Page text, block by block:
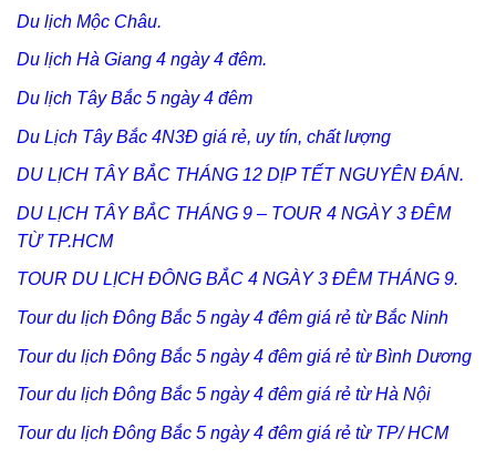
Du lịch Mộc Châu.
Du lịch Hà Giang 4 ngày 4 đêm.
Du lịch Tây Bắc 5 ngày 4 đêm
Du Lịch Tây Bắc 4N3Đ giá rẻ, uy tín, chất lượng
DU LỊCH TÂY BẮC THÁNG 12 DỊP TẾT NGUYÊN ĐÁN.
DU LỊCH TÂY BẮC THÁNG 9 – TOUR 4 NGÀY 3 ĐÊM
TỪ TP.HCM
TOUR DU LỊCH ĐÔNG BẮC 4 NGÀY 3 ĐÊM THÁNG 9.
Tour du lịch Đông Bắc 5 ngày 4 đêm giá rẻ từ Bắc Ninh
Tour du lịch Đông Bắc 5 ngày 4 đêm giá rẻ từ Bình Dương
Tour du lịch Đông Bắc 5 ngày 4 đêm giá rẻ từ Hà Nội
Tour du lịch Đông Bắc 5 ngày 4 đêm giá rẻ từ TP/ HCM